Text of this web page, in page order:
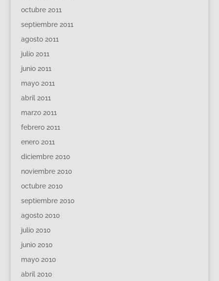
octubre 2011
septiembre 2011
agosto 2011
julio 2011
junio 2011
mayo 2011
abril 2011
marzo 2011
febrero 2011
enero 2011
diciembre 2010
noviembre 2010
octubre 2010
septiembre 2010
agosto 2010
julio 2010
junio 2010
mayo 2010
abril 2010